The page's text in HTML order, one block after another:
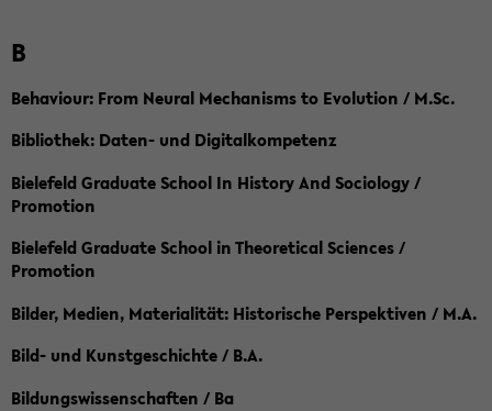
B
Behaviour: From Neural Mechanisms to Evolution / M.Sc.
Bibliothek: Daten- und Digitalkompetenz
Bielefeld Graduate School In History And Sociology /
Promotion
Bielefeld Graduate School in Theoretical Sciences /
Promotion
Bilder, Medien, Materialität: Historische Perspektiven / M.A.
Bild- und Kunstgeschichte / B.A.
Bildungswissenschaften / Ba